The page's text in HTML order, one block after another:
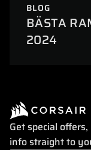
BLOG
BÄSTA
2024
Get special
info straight to